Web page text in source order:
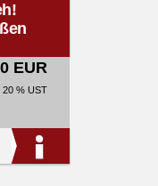
EUR
20 % UST